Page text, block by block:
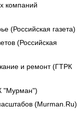
компаний
(Российская газета)
(Российская
и ремонт (ГТРК
"Мурман")
(Murman.Ru)